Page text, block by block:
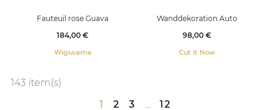
Fauteuil rose Guava
Preis
184,00 €
Wigiwama
Wanddekoration Auto
Preis
98,00 €
Cut it Now
143 item(s)
1
2 3 12